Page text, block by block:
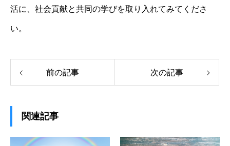
活に、社会貢献と共同の学びを取り入れてみてくださ
い。
前の記事 次の記事
関連記事